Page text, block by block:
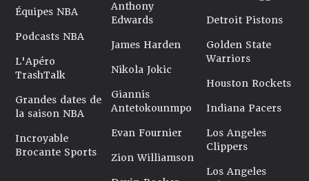
Équipes NBA
Podcasts NBA
L'Apéro
TrashTalk
Grandes dates de
la saison NBA
Incroyable
Brocante Sports
Anthony
Edwards
James Harden
Nikola Jokic
Giannis
Antetokounmpo
Evan Fournier
Zion Williamson
Detroit Pistons
Golden State
Warriors
Houston Rockets
Indiana Pacers
Los Angeles
Clippers
Los Angeles